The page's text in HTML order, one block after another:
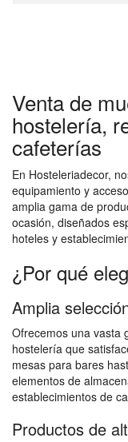
Venta de
hostelería,
cafeterías
En Hosteleriadecor,
equipamiento y
amplia gama de
ocasión, diseñados
hoteles y
¿Por qué
Amplia
Ofrecemos una vasta
hostelería que
mesas para bares
elementos de
establecimientos de
Productos de